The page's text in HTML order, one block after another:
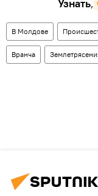
Узнать,
В Молдове
Вранча